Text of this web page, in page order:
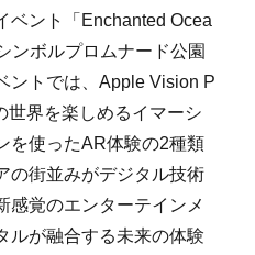
ベント「Enchanted Ocea
ンボルプロムナード公園
ントでは、Apple Vision P
世界を楽しめるイマーシ
を使ったAR体験の2種類
の街並みがデジタル技術
感覚のエンターテインメ
ルが融合する未来の体験